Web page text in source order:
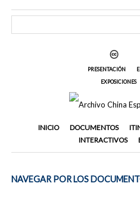
PRESENTACIÓN
EXPOSICIONES
INICIO DOCUMENTOS
INTERACTIVOS
NAVEGAR POR LOS